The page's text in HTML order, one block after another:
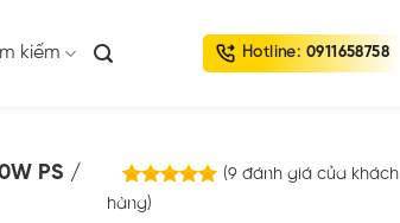
kiếm Hotline: 0911658758
PS /
5.00
9
(9 đánh giá của khách
hàng)